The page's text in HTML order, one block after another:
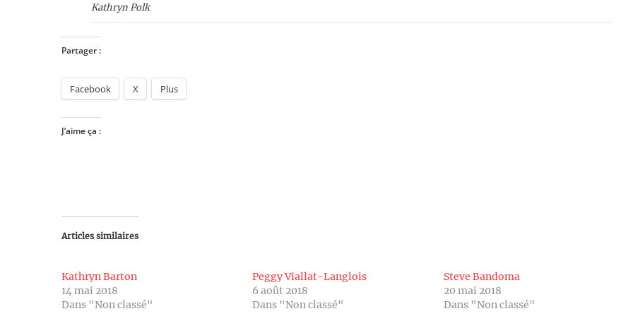
Kathryn Polk
Partager :
Facebook X Plus
J’aime ça :
Articles similaires
Kathryn Barton
14 mai 2018
Dans "Non classé"
Peggy Viallat-Langlois
6 août 2018
Dans "Non classé"
Steve Bandoma
20 mai 2018
Dans "Non classé"